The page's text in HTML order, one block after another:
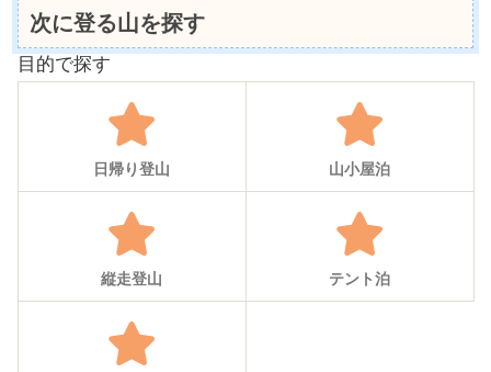
次に登る山を探す
目的で探す
日帰り登山 山小屋泊
縦走登山 テント泊